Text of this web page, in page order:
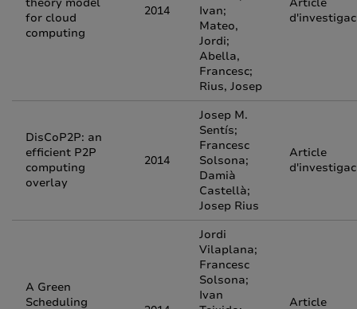
for cloud
computing
2014
Ivan;
Mateo,
Jordi;
Abella,
Francesc;
Rius, Josep
DisCoP2P: an
efficient P2P
computing
overlay
2014
Josep M.
Sentís;
Francesc
Solsona;
Damià
Castellà;
Josep Rius
Article
A Green
Scheduling
Jordi
Vilaplana;
Francesc
Solsona;
Ivan
Article